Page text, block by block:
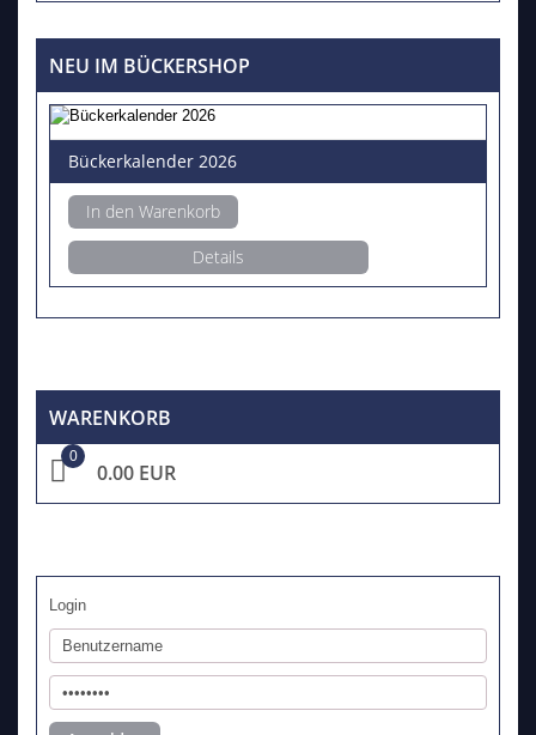
NEU IM BÜCKERSHOP
Bückerkalender 2026
In den Warenkorb
Details
WARENKORB
0
0.00 EUR
Login